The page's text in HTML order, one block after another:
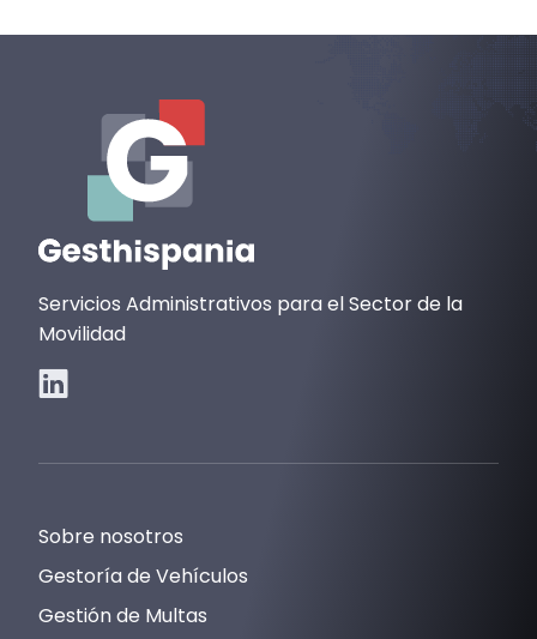
Servicios Administrativos para el Sector de la
Movilidad
Sobre nosotros
Gestoría de Vehículos
Gestión de Multas